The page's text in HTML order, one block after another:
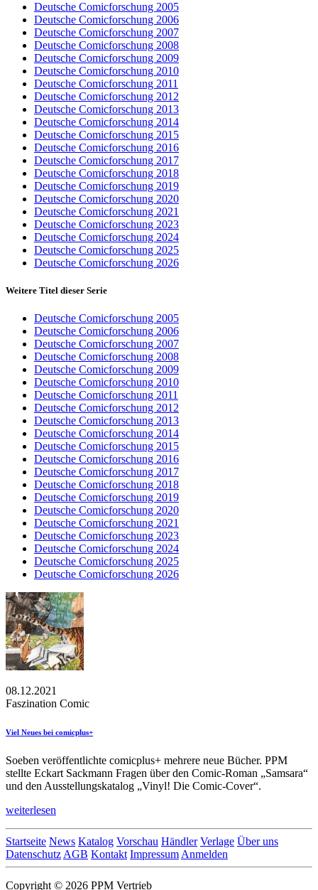
Deutsche Comicforschung 2005
Deutsche Comicforschung 2006
Deutsche Comicforschung 2007
Deutsche Comicforschung 2008
Deutsche Comicforschung 2009
Deutsche Comicforschung 2010
Deutsche Comicforschung 2011
Deutsche Comicforschung 2012
Deutsche Comicforschung 2013
Deutsche Comicforschung 2014
Deutsche Comicforschung 2015
Deutsche Comicforschung 2016
Deutsche Comicforschung 2017
Deutsche Comicforschung 2018
Deutsche Comicforschung 2019
Deutsche Comicforschung 2020
Deutsche Comicforschung 2021
Deutsche Comicforschung 2023
Deutsche Comicforschung 2024
Deutsche Comicforschung 2025
Deutsche Comicforschung 2026
Weitere Titel dieser Serie
Deutsche Comicforschung 2005
Deutsche Comicforschung 2006
Deutsche Comicforschung 2007
Deutsche Comicforschung 2008
Deutsche Comicforschung 2009
Deutsche Comicforschung 2010
Deutsche Comicforschung 2011
Deutsche Comicforschung 2012
Deutsche Comicforschung 2013
Deutsche Comicforschung 2014
Deutsche Comicforschung 2015
Deutsche Comicforschung 2016
Deutsche Comicforschung 2017
Deutsche Comicforschung 2018
Deutsche Comicforschung 2019
Deutsche Comicforschung 2020
Deutsche Comicforschung 2021
Deutsche Comicforschung 2023
Deutsche Comicforschung 2024
Deutsche Comicforschung 2025
Deutsche Comicforschung 2026
08.12.2021
Faszination Comic
Viel Neues bei comicplus+
Soeben veröffentlichte comicplus+ mehrere neue Bücher. PPM
stellte Eckart Sackmann Fragen über den Comic-Roman „Samsara“
und den Ausstellungskatalog „Vinyl! Die Comic-Cover“.
weiterlesen
Startseite News Katalog Vorschau Händler Verlage Über uns
Datenschutz AGB Kontakt Impressum Anmelden
Copyright © 2026 PPM Vertrieb